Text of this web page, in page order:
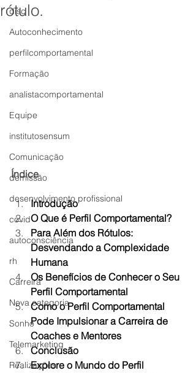
disc
Autoconhecimento
perfilcomportamental
Formação
analistacomportamental
Equipe
institutosensum
Comunicação
demissão
desenvolvimento profissional
covid
autoconsciência
rh
Carreira
Nova categoria
Sonho
Telemarketing
Realizações
rótulo.
Índice
Introdução
O Que é Perfil Comportamental?
Para Além dos Rótulos:
Desvendando a Complexidade
Humana
Os Benefícios de Conhecer o Seu
Perfil Comportamental
Como o Perfil Comportamental
Pode Impulsionar a Carreira de
Coaches e Mentores
Conclusão
Explore o Mundo do Perfil